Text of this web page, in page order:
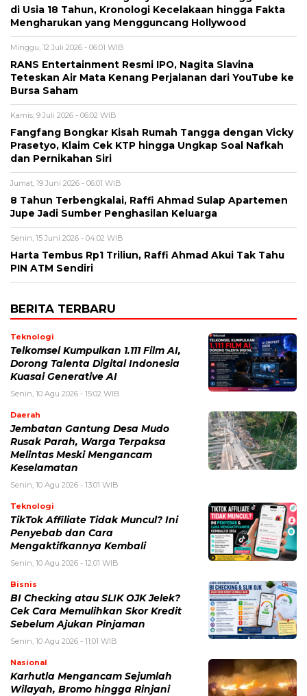
di Usia 18 Tahun, Kronologi Kecelakaan hingga Fakta
Mengharukan yang Mengguncang Hollywood
Minggu, 12 Juli 2026 - 06:01 WIB
RANS Entertainment Resmi IPO, Nagita Slavina
Teteskan Air Mata Kenang Perjalanan dari YouTube ke
Bursa Saham
Kamis, 9 Juli 2026 - 06:02 WIB
Fangfang Bongkar Kisah Rumah Tangga dengan Vicky
Prasetyo, Klaim Cek KTP hingga Ungkap Soal Nafkah
dan Pernikahan Siri
Jumat, 19 Juni 2026 - 06:01 WIB
8 Tahun Terbengkalai, Raffi Ahmad Sulap Apartemen
Jupe Jadi Sumber Penghasilan Keluarga
Senin, 15 Juni 2026 - 04:02 WIB
Harta Tembus Rp1 Triliun, Raffi Ahmad Akui Tak Tahu
PIN ATM Sendiri
BERITA TERBARU
Teknologi
Telkomsel Kumpulkan 1.111 Film AI,
Dorong Talenta Digital Indonesia
Kuasai Generative AI
Senin, 10 Agu 2026 - 15:02 WIB
Daerah
Jembatan Gantung Desa Mudo
Rusak Parah, Warga Terpaksa
Melintas Meski Mengancam
Keselamatan
Senin, 10 Agu 2026 - 13:01 WIB
Teknologi
TikTok Affiliate Tidak Muncul? Ini
Penyebab dan Cara
Mengaktifkannya Kembali
Senin, 10 Agu 2026 - 12:01 WIB
Bisnis
BI Checking atau SLIK OJK Jelek?
Cek Cara Memulihkan Skor Kredit
Sebelum Ajukan Pinjaman
Senin, 10 Agu 2026 - 11:01 WIB
Nasional
Karhutla Mengancam Sejumlah
Wilayah, Bromo hingga Rinjani